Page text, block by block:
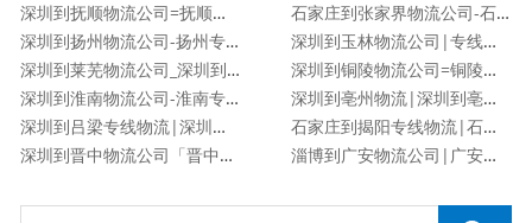
深圳到抚顺物流公司=抚顺专线
深圳到扬州物流公司-扬州专线
深圳到莱芜物流公司_深圳到莱芜物流专线
深圳到淮南物流公司-淮南专线
深圳到吕梁专线物流|深圳到吕梁物流公司
深圳到晋中物流公司「晋中专线」
石家庄到张家界物流公司-石家庄到张家界货运专线
深圳到玉林物流公司|专线直达
深圳到铜陵物流公司=铜陵专线
深圳到亳州物流|深圳到亳州专线
石家庄到揭阳专线物流|石家庄到揭阳物流公司
淄博到广安物流公司|广安专线